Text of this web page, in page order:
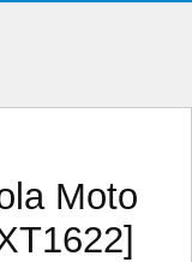
Moto